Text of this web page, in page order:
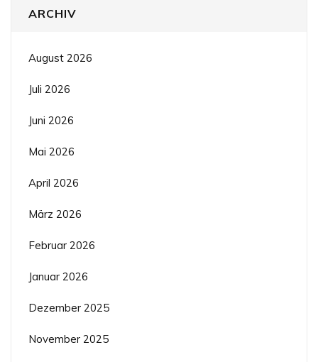
ARCHIV
August 2026
Juli 2026
Juni 2026
Mai 2026
April 2026
März 2026
Februar 2026
Januar 2026
Dezember 2025
November 2025